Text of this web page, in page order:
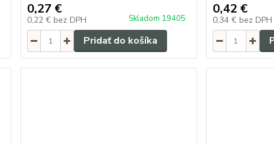
0,27 €
0,22 € bez DPH Skladom 19405
Pridať do košíka
0,42 €
0,34 € bez DPH